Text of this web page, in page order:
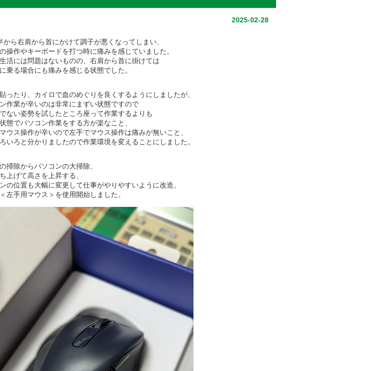
2025-02-28
から右肩から首にかけて調子が悪くなってしまい、
操作やキーボードを打つ時に痛みを感じていました。
活には問題はないものの、右肩から首に掛けては
乗る場合にも痛みを感じる状態でした。
ったり、カイロで血のめぐりを良くするようにしましたが、
作業が辛いのは非常にまずい状態ですので
ない姿勢を試したところ座って作業するよりも
態でパソコン作業をする方が楽なこと、
ウス操作が辛いので左手でマウス操作は痛みが無いこと、
いろと分かりましたので作業環境を変えることにしました。
掃除からパソコンの大掃除、
上げて高さを上昇する、
の位置も大幅に変更して仕事がやりやすいように改造。
左手用マウス＞を使用開始しました。